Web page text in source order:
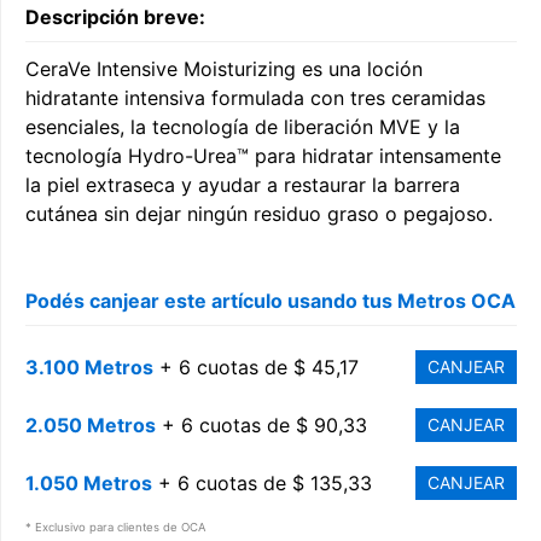
Descripción breve:
CeraVe Intensive Moisturizing es una loción
hidratante intensiva formulada con tres ceramidas
esenciales, la tecnología de liberación MVE y la
tecnología Hydro-Urea™ para hidratar intensamente
la piel extraseca y ayudar a restaurar la barrera
cutánea sin dejar ningún residuo graso o pegajoso.
Podés canjear este artículo usando tus Metros OCA
3.100 Metros + 6 cuotas de $ 45,17 CANJEAR
2.050 Metros + 6 cuotas de $ 90,33 CANJEAR
1.050 Metros + 6 cuotas de $ 135,33 CANJEAR
* Exclusivo para clientes de OCA